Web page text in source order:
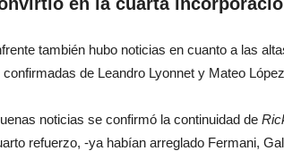
también hubo noticias en cuanto a las
de Leandro Lyonnet y Mateo
noticias se confirmó la continuidad de
refuerzo, -ya habían arreglado Fermani,